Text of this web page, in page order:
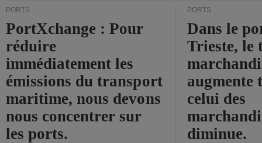
PORTS
PortXchange : Pour
réduire
immédiatement les
émissions du transport
maritime, nous devons
nous concentrer sur
les ports.
PORTS
Dans le
Trieste, le
augmente
celui des
diminue.